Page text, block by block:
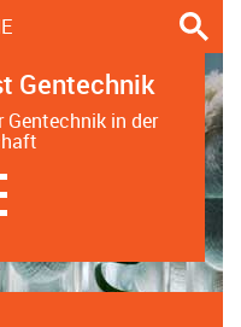
Gentechnik
in der